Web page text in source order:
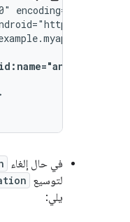
encoding="utf-8"?>
في حال إلغاء
لتوسيع
يلي: